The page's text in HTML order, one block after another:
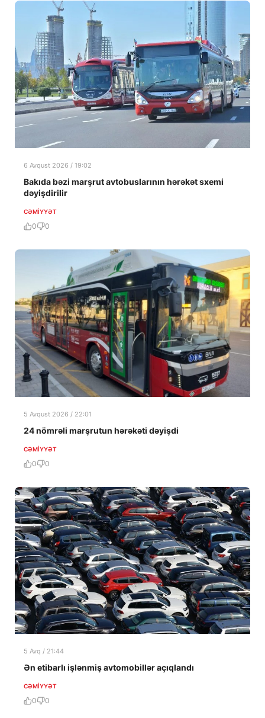
6 Avqust 2026 / 19:02
Bakıda bəzi marşrut avtobuslarının hərəkət sxemi
dəyişdirilir
CƏMIYYƏT
0 0
5 Avqust 2026 / 22:01
24 nömrəli marşrutun hərəkəti dəyişdi
CƏMIYYƏT
0 0
5 Avq / 21:44
Ən etibarlı işlənmiş avtomobillər açıqlandı
CƏMIYYƏT
0 0